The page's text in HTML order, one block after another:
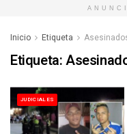
Inicio Etiqueta
Etiqueta:
JUDICIALES